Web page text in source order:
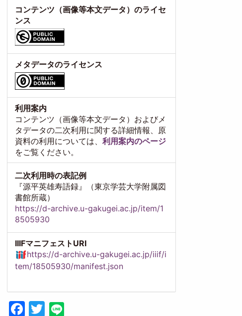
コンテンツ（画像等本文データ）のライセ
ンス
メタデータのライセンス
利用案内
コンテンツ（画像等本文データ）およびメ
タデータの二次利用に関する詳細情報、原
資料の利用については、 利用案内のページ
をご覧ください。
二次利用時の表記例
『源平英雄寿語録』（東京学芸大学附属図
書館所蔵）
https://d-archive.u-gakugei.ac.jp/item/1
8505930
IIIFマニフェストURI
https://d-archive.u-gakugei.ac.jp/iiif/i
tem/18505930/manifest.json
Facebook
Twitter